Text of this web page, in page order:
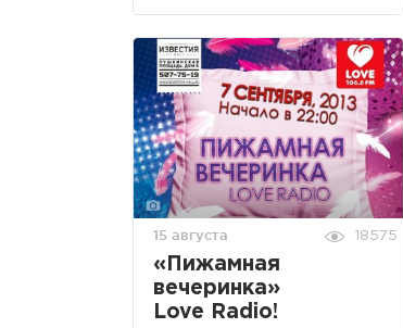
15 августа 18575
«Пижамная
вечеринка»
Love Radio!